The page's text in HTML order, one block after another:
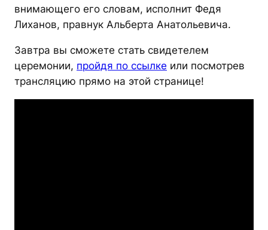
внимающего его словам, исполнит Федя
Лиханов, правнук Альберта Анатольевича.
Завтра вы сможете стать свидетелем
церемонии, пройдя по ссылке или посмотрев
трансляцию прямо на этой странице!